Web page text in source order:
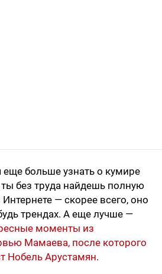
еще больше узнать о кумире
без труда найдешь полную
— скорее всего, оно
трендах. А еще лучше —
моменты из
Мамаева, после которого
Нобель Арустамян.